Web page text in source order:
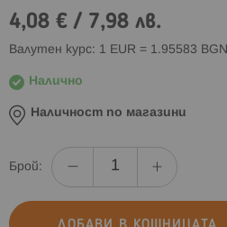
4,08 € / 7,98 лв.
Валутен курс: 1 EUR = 1.95583 BGN
Налично
Наличност по магазини
Брой: